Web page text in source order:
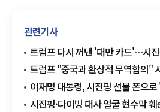
관련기사
트럼프 다시 꺼낸 '대만 카드'…시
긴장 다시 고조
트럼프 "중국과 환상적 무역합의"
미중 해빙 기대감 부각
이재명 대통령, 시진핑 선물 폰으
파격적 '밀착 스킨십'
시진핑·다이빙 대사 얼굴 현수막